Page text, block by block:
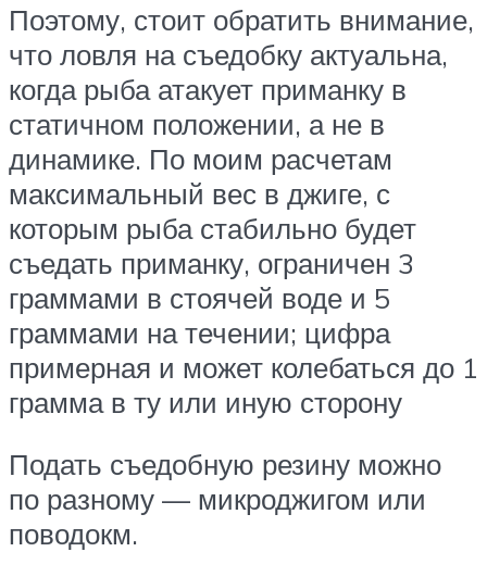
Поэтому, стоит обратить внимание,
что ловля на съедобку актуальна,
когда рыба атакует приманку в
статичном положении, а не в
динамике. По моим расчетам
максимальный вес в джиге, с
которым рыба стабильно будет
съедать приманку, ограничен 3
граммами в стоячей воде и 5
граммами на течении; цифра
примерная и может колебаться до 1
грамма в ту или иную сторону
Подать съедобную резину можно
по разному — микроджигом или
поводокм.